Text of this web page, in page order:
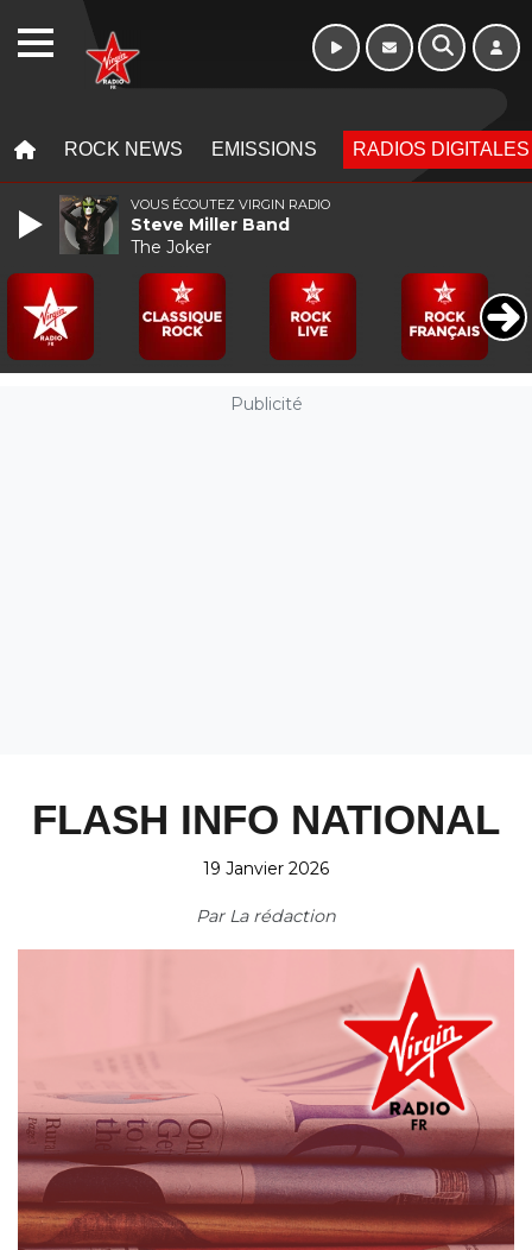
ROCK NEWS EMISSIONS RADIOS DIGITALES
Publicité
FLASH INFO NATIONAL
19 Janvier 2026
Par La rédaction
VOUS ÉCOUTEZ VIRGIN RADIO
Steve Miller Band
The Joker
WEBRADIO